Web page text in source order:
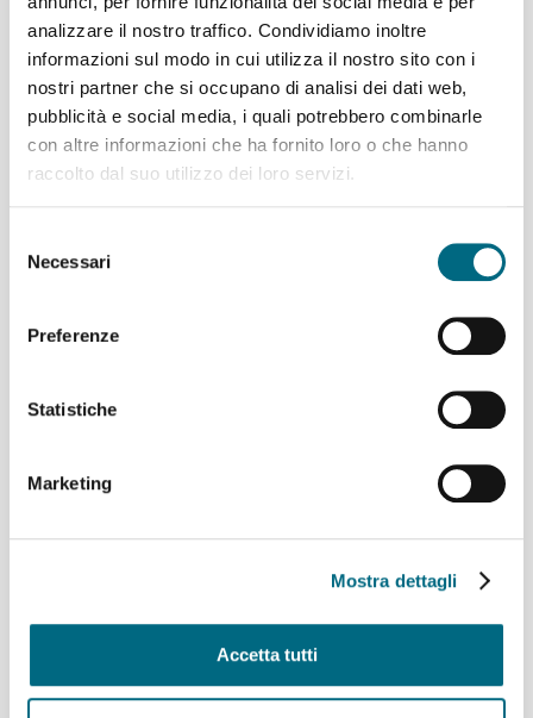
analizzare il nostro traffico. Condividiamo inoltre
informazioni sul modo in cui utilizza il nostro sito con i
nostri partner che si occupano di analisi dei dati web,
pubblicità e social media, i quali potrebbero combinarle
con altre informazioni che ha fornito loro o che hanno
raccolto dal suo utilizzo dei loro servizi.
delNecessari
Preferenze
Statistiche
Marketing
Mostra dettagli
Accetta tutti
d'identità e del
mio codice fiscale
e
dei componenti
del mio nucleo
famigliare
* Certificato di
*
componenti del
* Sono consapevole delle sanzioni penali previste dall’art. 76
mendaci, di formazione o utilizzo di atti falsi, comportanti la
provvedimento emanato sulla base di dichiarazioni non
coloro che oggi sono nella stato di famiglia) - come da
elenco allegati- non acquisteremo per i prossimi 5 anni un
informare tempestivamente AMT inviando una pec a